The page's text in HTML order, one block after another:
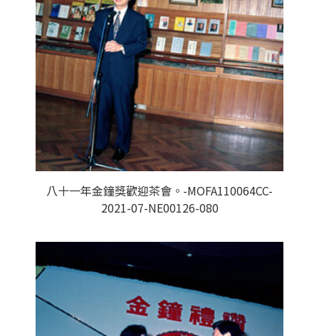
八十一年金鐘獎歡迎茶會。-MOFA110064CC-
2021-07-NE00126-080